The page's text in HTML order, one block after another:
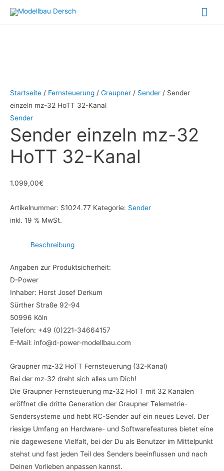
Inhalt
Startseite / Fernsteuerung / Graupner / Sender / Sender
einzeln mz-32 HoTT 32-Kanal
Sender
Sender einzeln mz-32
HoTT 32-Kanal
1.099,00€
Artikelnummer: S1024.77 Kategorie: Sender
inkl. 19 % MwSt.
Beschreibung
Angaben zur Produktsicherheit:
D-Power
Inhaber: Horst Josef Derkum
Sürther Straße 92-94
50996 Köln
Telefon: +49 (0)221-34664157
E-Mail: info@d-power-modellbau.com
Graupner mz-32 HoTT Fernsteuerung (32-Kanal)
Bei der mz-32 dreht sich alles um Dich!
Die Graupner Fernsteuerung mz-32 HoTT mit 32 Kanälen
eröffnet die dritte Generation der Graupner Telemetrie-
Sendersysteme und hebt RC-Sender auf ein neues Level. Der
riesige Umfang an Hardware- und Softwarefeatures bietet eine
nie dagewesene Vielfalt, bei der Du als Benutzer im Mittelpunkt
stehst und fast jeden Teil des Senders beeinflussen und nach
Deinen Vorlieben anpassen kannst.